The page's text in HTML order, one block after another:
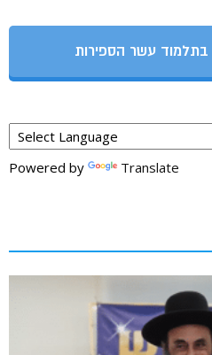
בתלמוד עשר הספירות
Powered by Translate